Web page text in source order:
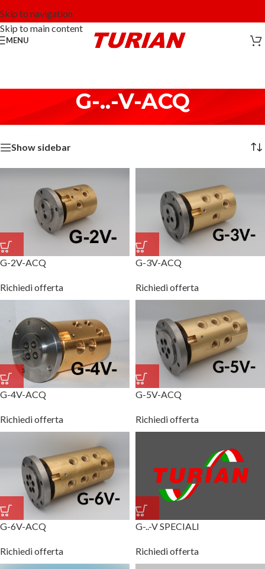
Skip to navigation
Skip to main content
MENU
G-..-V-ACQ
Home/Acqua - Water/G-..-V-ACQ Visualizzazione di 12 risultati
Show sidebar
G-2V-ACQ
Richiedi offerta
G-3V-ACQ
Richiedi offerta
G-4V-ACQ
Richiedi offerta
G-5V-ACQ
Richiedi offerta
G-6V-ACQ
Richiedi offerta
G-..-V SPECIALI
Richiedi offerta